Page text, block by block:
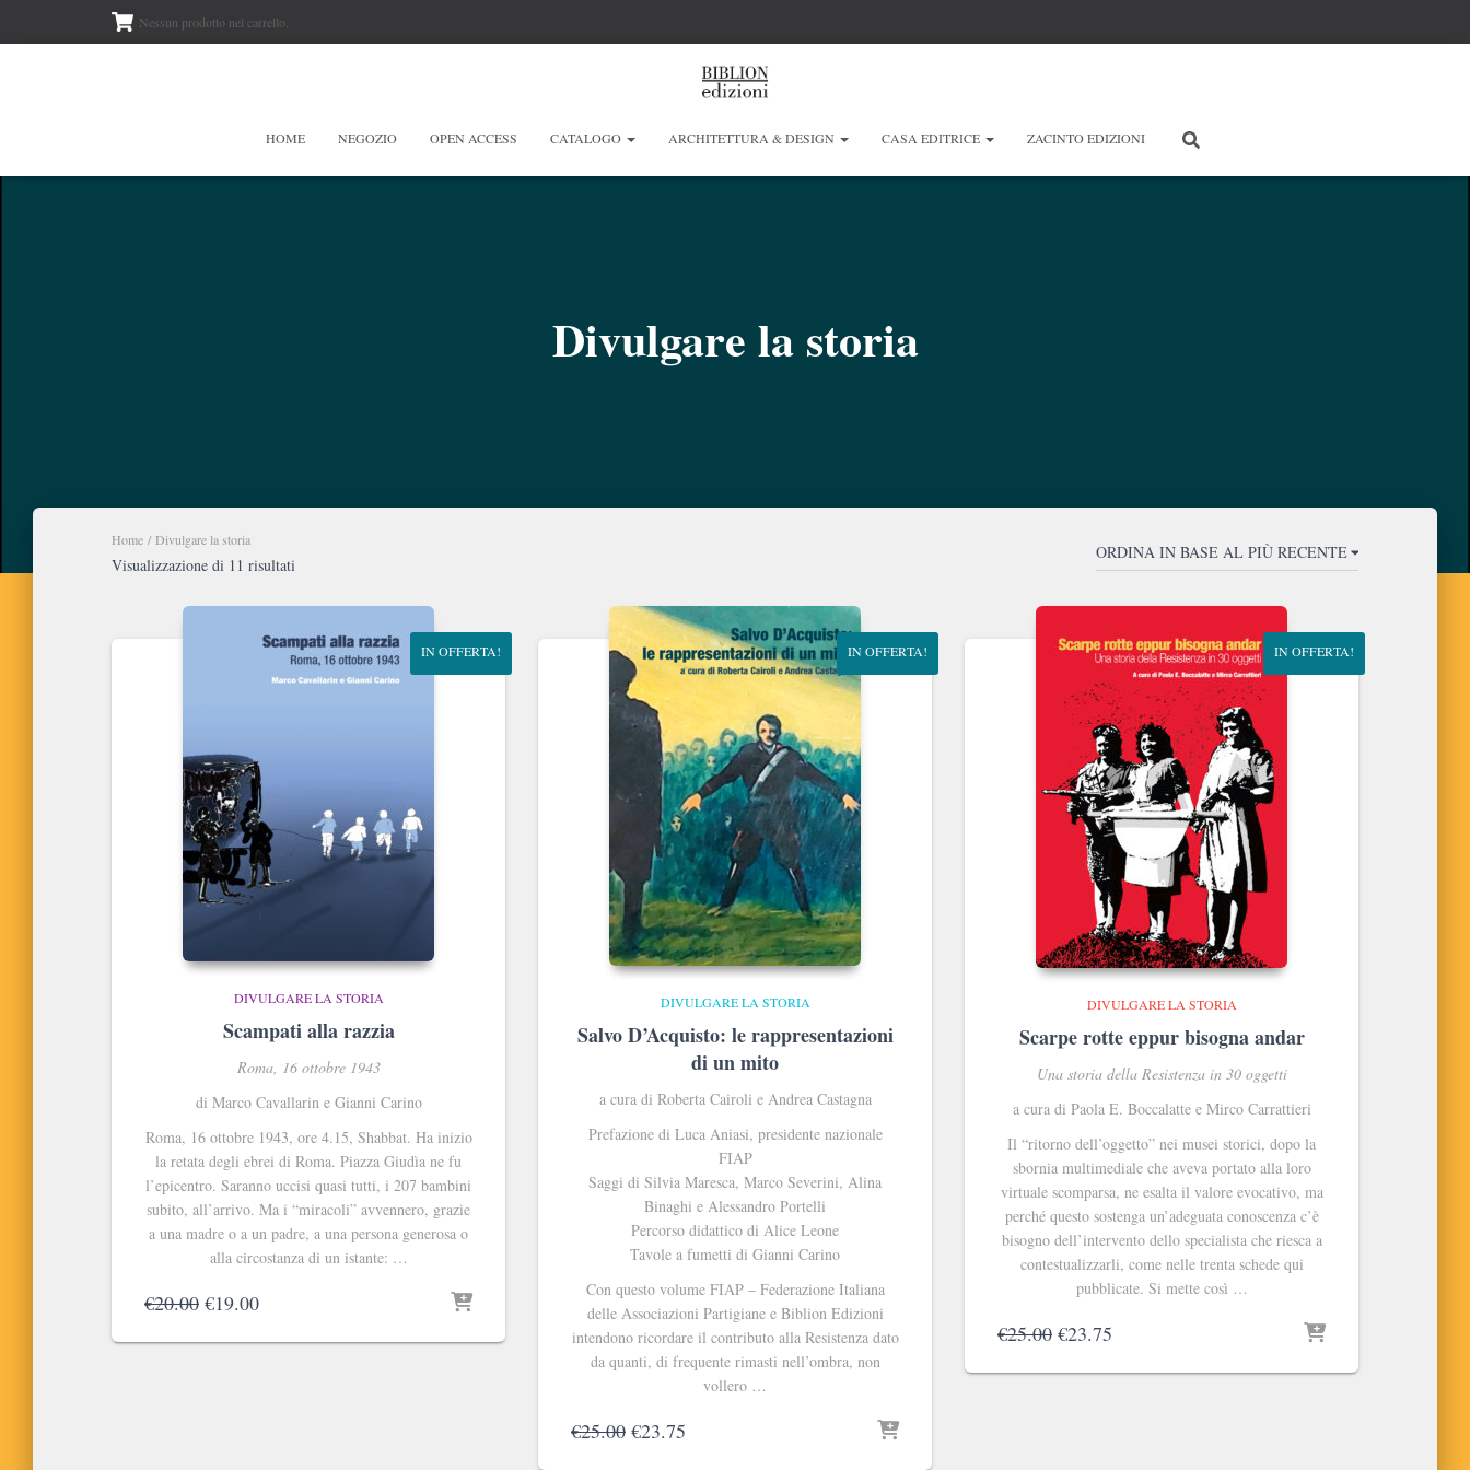
Nessun prodotto nel carrello.
HOME NEGOZIO OPEN ACCESS CATALOGO ARCHITETTURA & DESIGN CASA EDITRICE ZACINTO EDIZIONI
Divulgare la storia
Home / Divulgare la storia
Visualizzazione di 11 risultati
base
al
più
recente
IN OFFERTA!
DIVULGARE LA STORIA
Scampati alla razzia
Roma, 16 ottobre 1943
di Marco Cavallarin e Gianni Carino
Roma, 16 ottobre 1943, ore 4.15, Shabbat. Ha inizio
la retata degli ebrei di Roma. Piazza Giudìa ne fu
l’epicentro. Saranno uccisi quasi tutti, i 207 bambini
subito, all’arrivo. Ma i “miracoli” avvennero, grazie
a una madre o a un padre, a una persona generosa o
alla circostanza di un istante: …
€20.00 Il
originale
€19.00Il
attuale
IN OFFERTA!
DIVULGARE LA STORIA
Salvo D’Acquisto: le rappresentazioni
di un mito
a cura di Roberta Cairoli e Andrea Castagna
Prefazione di Luca Aniasi, presidente nazionale
FIAP
Saggi di Silvia Maresca, Marco Severini, Alina
Binaghi e Alessandro Portelli
Percorso didattico di Alice Leone
Tavole a fumetti di Gianni Carino
Con questo volume FIAP ‒ Federazione Italiana
delle Associazioni Partigiane e Biblion Edizioni
intendono ricordare il contributo alla Resistenza dato
da quanti, di frequente rimasti nell’ombra, non
vollero …
€25.00 Il
€23.75
IN OFFERTA!
DIVULGARE LA STORIA
Scarpe rotte eppur bisogna andar
Una storia della Resistenza in 30 oggetti
a cura di Paola E. Boccalatte e Mirco Carrattieri
Il “ritorno dell’oggetto” nei musei storici, dopo la
sbornia multimediale che aveva portato alla loro
virtuale scomparsa, ne esalta il valore evocativo, ma
perché questo sostenga un’adeguata conoscenza c’è
bisogno dell’intervento dello specialista che riesca a
contestualizzarli, come nelle trenta schede qui
pubblicate. Si mette così …
€25.00 Il
originale
€23.75
attuale